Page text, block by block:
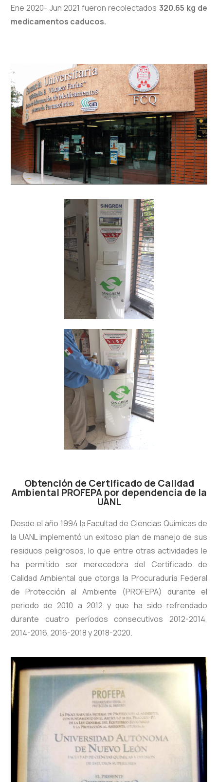
Ene 2020- Jun 2021 fueron recolectados 320.65 kg de
medicamentos caducos.
Obtención de Certificado de Calidad
Ambiental PROFEPA por dependencia de la
UANL
Desde el año 1994 la Facultad de Ciencias Químicas de
la UANL implementó un exitoso plan de manejo de sus
residuos peligrosos, lo que entre otras actividades le
ha permitido ser merecedora del Certificado de
Calidad Ambiental que otorga la Procuraduría Federal
de Protección al Ambiente (PROFEPA) durante el
periodo de 2010 a 2012 y que ha sido refrendado
durante cuatro períodos consecutivos 2012-2014,
2014-2016, 2016-2018 y 2018-2020.